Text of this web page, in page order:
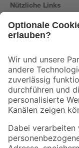
Nützliche Links
Der toom Newsletter:
Zur Newsletter
Folge uns